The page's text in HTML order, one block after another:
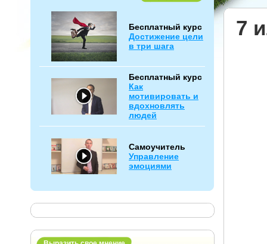
Бесплатный курс
Достижение цели
в три шага
Бесплатный курс
Как
мотивировать и
вдохновлять
людей
Самоучитель
Управление
эмоциями
7